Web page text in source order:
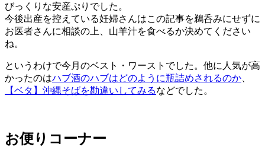
びっくりな安産ぷりでした。
今後出産を控えている妊婦さんはこの記事を鵜呑みにせずに
お医者さんに相談の上、山羊汁を食べるか決めてください
ね。
というわけで今月のベスト・ワーストでした。他に人気が高
かったのはハブ酒のハブはどのように瓶詰めされるのか
【ベタ】沖縄そばを勘違いしてみるなどでした。
お便りコーナー